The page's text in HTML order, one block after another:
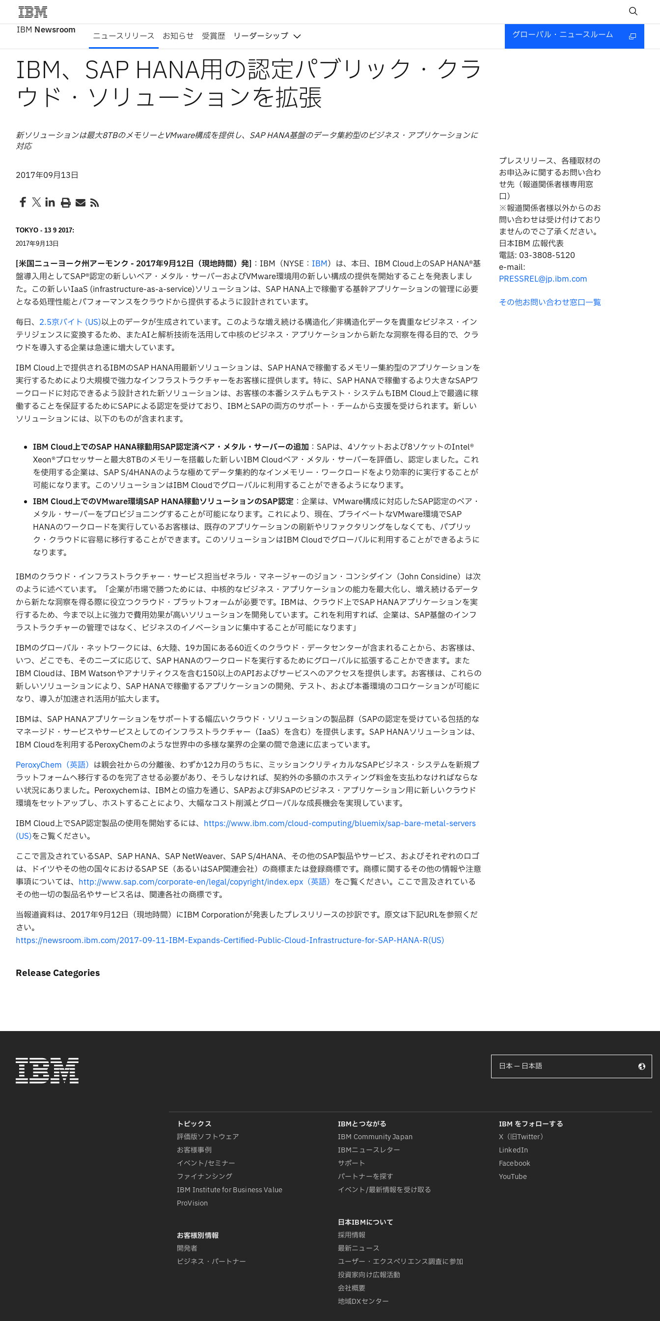
IBM Newsroom
ニュースリリース お知らせ 受賞歴 リーダーシップ グローバル・ニュースルーム
IBM、SAP HANA用の認定パブリック・クラ
ウド・ソリューションを拡張
新ソリューションは最大8TBのメモリーとVMware構成を提供し、SAP HANA基盤のデータ集約型のビジネス・アプリケーションに
対応
2017年09月13日
TOKYO - 13 9 2017:
2017年9月13日
[米国ニューヨーク州アーモンク - 2017年9月12日（現地時間）発] ：IBM（NYSE： IBM）は、本日、IBM Cloud上のSAP HANA®基
盤導入用としてSAP®認定の新しいベア・メタル・サーバーおよびVMware環境用の新しい構成の提供を開始することを発表しまし
た。この新しいIaaS (infrastructure-as-a-service)ソリューションは、SAP HANA上で稼働する基幹アプリケーションの管理に必要
となる処理性能とパフォーマンスをクラウドから提供するように設計されています。
毎日、 2.5京バイト (US)以上のデータが生成されています。このような増え続ける構造化／非構造化データを貴重なビジネス・イン
テリジェンスに変換するため、またAIと解析技術を活用して中核のビジネス・アプリケーションから新たな洞察を得る目的で、クラ
ウドを導入する企業は急速に増大しています。
IBM Cloud上で提供されるIBMのSAP HANA用最新ソリューションは、SAP HANAで稼働するメモリー集約型のアプリケーションを
実行するためにより大規模で強力なインフラストラクチャーをお客様に提供します。特に、SAP HANAで稼働するより大きなSAPワ
ークロードに対応できるよう設計された新ソリューションは、お客様の本番システムもテスト・システムもIBM Cloud上で最適に稼
働することを保証するためにSAPによる認定を受けており、IBMとSAPの両方のサポート・チームから支援を受けられます。新しい
ソリューションには、以下のものが含まれます。
IBM Cloud上でのSAP HANA稼動用SAP認定済ベア・メタル・サーバーの追加 ：SAPは、4ソケットおよび8ソケットのIntel®
Xeon®プロセッサーと最大8TBのメモリーを搭載した新しいIBM Cloudベア・メタル・サーバーを評価し、認定しました。これ
を使用する企業は、SAP S/4HANAのような極めてデータ集約的なインメモリー・ワークロードをより効率的に実行することが
可能になります。このソリューションはIBM Cloudでグローバルに利用することができるようになります。
IBM Cloud上でのVMware環境SAP HANA稼動ソリューションのSAP認定 ：企業は、VMware構成に対応したSAP認定のベア・
メタル・サーバーをプロビジョニングすることが可能になります。これにより、現在、プライベートなVMware環境でSAP
HANAのワークロードを実行しているお客様は、既存のアプリケーションの刷新やリファクタリングをしなくても、パブリッ
ク・クラウドに容易に移行することができます。このソリューションはIBM Cloudでグローバルに利用することができるように
なります。
IBMのクラウド・インフラストラクチャー・サービス担当ゼネラル・マネージャーのジョン・コンシダイン（John Considine）は次
のように述べています。「企業が市場で勝つためには、中核的なビジネス・アプリケーションの能力を最大化し、増え続けるデータ
から新たな洞察を得る際に役立つクラウド・プラットフォームが必要です。IBMは、クラウド上でSAP HANAアプリケーションを実
行するため、今まで以上に強力で費用効果が高いソリューションを開発しています。これを利用すれば、企業は、SAP基盤のインフ
ラストラクチャーの管理ではなく、ビジネスのイノベーションに集中することが可能になります」
IBMのグローバル・ネットワークには、6大陸、19カ国にある60近くのクラウド・データセンターが含まれることから、お客様は、
いつ、どこでも、そのニーズに応じて、SAP HANAのワークロードを実行するためにグローバルに拡張することかできます。また
IBM Cloudは、IBM Watsonやアナリティクスを含む150以上のAPIおよびサービスへのアクセスを提供します。お客様は、これらの
新しいソリューションにより、SAP HANAで稼働するアプリケーションの開発、テスト、および本番環境のコロケーションが可能に
なり、導入が加速され活用が拡大します。
IBMは、SAP HANAアプリケーションをサポートする幅広いクラウド・ソリューションの製品群（SAPの認定を受けている包括的な
マネージド・サービスやサービスとしてのインフラストラクチャー（IaaS）を含む）を提供します。SAP HANAソリューションは、
IBM Cloudを利用するPeroxyChemのような世界中の多様な業界の企業の間で急速に広まっています。
PeroxyChem（英語） は親会社からの分離後、わずか12カ月のうちに、ミッションクリティカルなSAPビジネス・システムを新規プ
ラットフォームへ移行するのを完了させる必要があり、そうしなければ、契約外の多額のホスティング料金を支払わなければならな
い状況にありました。Peroxychemは、IBMとの協力を通じ、SAPおよび非SAPのビジネス・アプリケーション用に新しいクラウド
環境をセットアップし、ホストすることにより、大幅なコスト削減とグローバルな成長機会を実現しています。
IBM Cloud上でSAP認定製品の使用を開始するには、 https://www.ibm.com/cloud-computing/bluemix/sap-bare-metal-servers
(US)をご覧ください。
ここで言及されているSAP、SAP HANA、SAP NetWeaver、SAP S/4HANA、その他のSAP製品やサービス、およびそれぞれのロゴ
は、ドイツやその他の国々におけるSAP SE（あるいはSAP関連会社）の商標または登録商標です。商標に関するその他の情報や注意
事項については、 http://www.sap.com/corporate-en/legal/copyright/index.epx（英語） をご覧ください。ここで言及されている
その他一切の製品名やサービス名は、関連各社の商標です。
当報道資料は、2017年9月12日（現地時間）にIBM Corporationが発表したプレスリリースの抄訳です。原文は下記URLを参照くだ
さい。
https://newsroom.ibm.com/2017-09-11-IBM-Expands-Certified-Public-Cloud-Infrastructure-for-SAP-HANA-R(US)
Release Categories
プレスリリース、各種取材の
お申込みに関するお問い合わ
せ先（報道関係者様専用窓
口）
※報道関係者様以外からのお
問い合わせは受け付けており
ませんのでご了承ください。
日本IBM 広報代表
電話: 03-3808-5120
e-mail:
PRESSREL@jp.ibm.com
その他お問い合わせ窓口一覧
評価版ソフトウェア
お客様事例
イベント/セミナー
ファイナンシング
IBM Institute for Business Value
ProVision
開発者
ビジネス・パートナー
IBM Community Japan
IBMニュースレター
サポート
パートナーを探す
イベント/最新情報を受け取る
採用情報
最新ニュース
ユーザー・エクスペリエンス調査に参加
投資家向け広報活動
会社概要
地域DXセンター
X（旧Twitter）
LinkedIn
Facebook
YouTube
日本 — 日本語